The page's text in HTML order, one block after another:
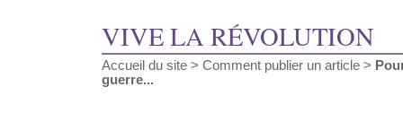
VIVE LA RÉVOLUTION
Accueil du site > Comment publier un article >
guerre...